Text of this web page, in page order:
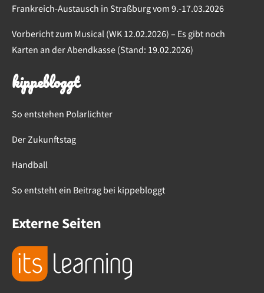
Frankreich-Austausch in Straßburg vom 9.-17.03.2026
Vorbericht zum Musical (WK 12.02.2026) – Es gibt noch
Karten an der Abendkasse (Stand: 19.02.2026)
kippebloggt
So entstehen Polarlichter
Der Zukunftstag
Handball
So entsteht ein Beitrag bei kippebloggt
Externe Seiten